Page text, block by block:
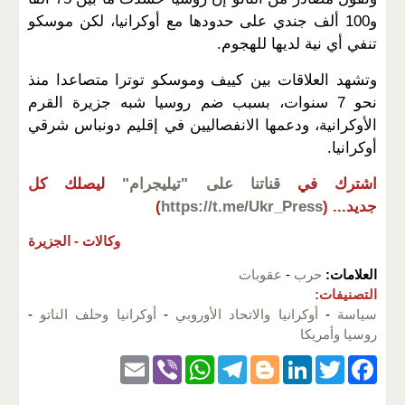
و100 ألف جندي على حدودها مع أوكرانيا، لكن موسكو
تنفي أي نية لديها للهجوم.
وتشهد العلاقات بين كييف وموسكو توترا متصاعدا منذ
نحو 7 سنوات، بسبب ضم روسيا شبه جزيرة القرم
الأوكرانية، ودعمها الانفصاليين في إقليم دونباس شرقي
أوكرانيا.
اشترك في قناتنا على "تيليجرام"
ليصلك كل
جديد... (
https://t.me/Ukr_Press
)
وكالات - الجزيرة
العلامات: حرب - عقوبات
التصنيفات:
سياسة - أوكرانيا والاتحاد الأوروبي - أوكرانيا وحلف الناتو -
روسيا وأمريكا
F
T
Li
Bl
T
W
Vi